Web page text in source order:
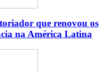
que renovou os
na América Latina